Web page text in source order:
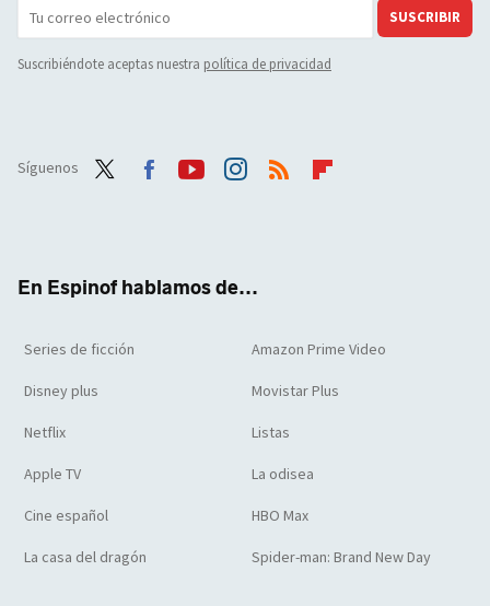
SUSCRIBIR
Suscribiéndote aceptas nuestra política de privacidad
Síguenos
En Espinof hablamos de...
Series de ficción Amazon Prime Video
Disney plus Movistar Plus
Netflix Listas
Apple TV La odisea
Cine español HBO Max
La casa del dragón Spider-man: Brand New Day